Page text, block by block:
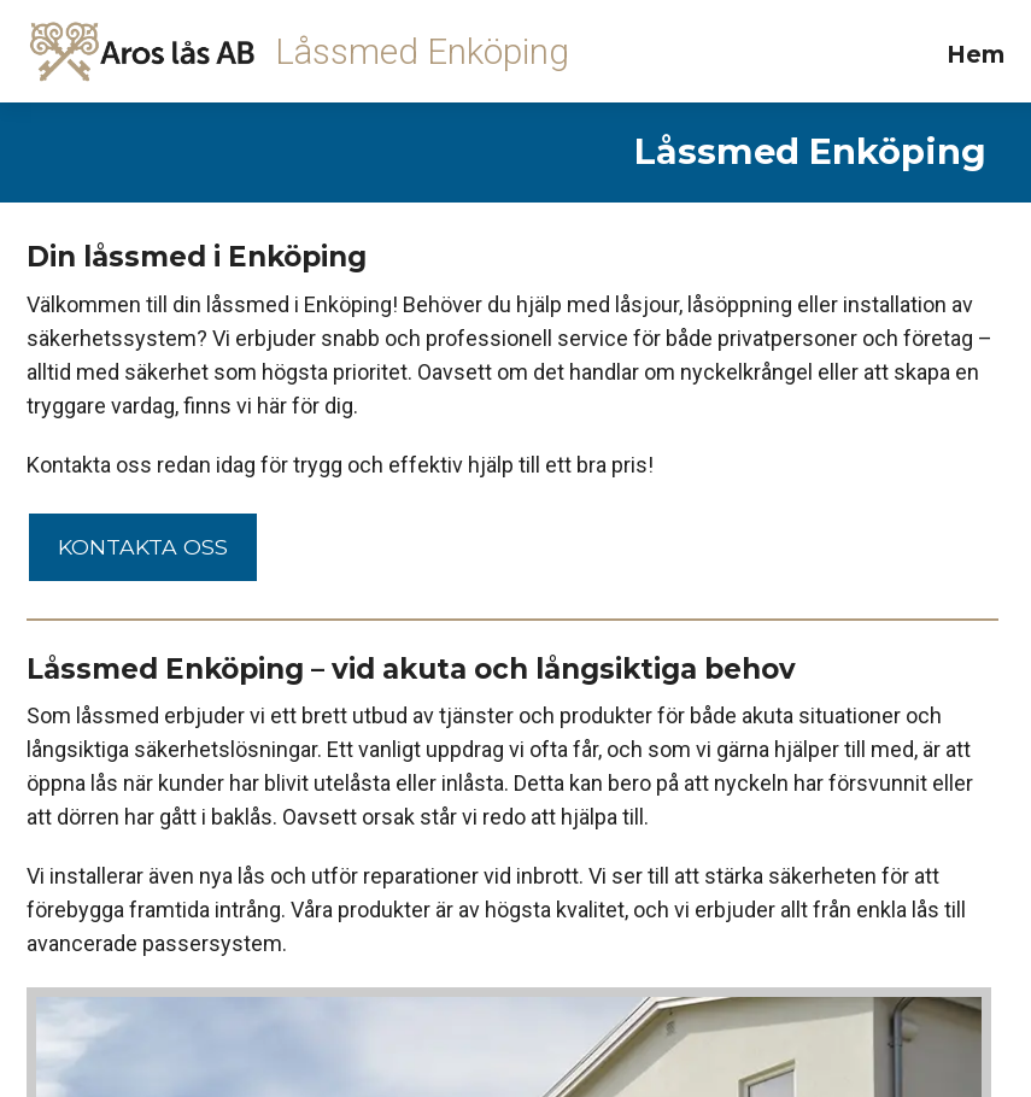
Hem
Låssmed Enköping
Låssmed Enköping
Din låssmed i Enköping
Välkommen till din låssmed i Enköping! Behöver du hjälp med låsjour, låsöppning eller installation av
säkerhetssystem? Vi erbjuder snabb och professionell service för både privatpersoner och företag –
alltid med säkerhet som högsta prioritet. Oavsett om det handlar om nyckelkrångel eller att skapa en
tryggare vardag, finns vi här för dig.
Kontakta oss redan idag för trygg och effektiv hjälp till ett bra pris!
KONTAKTA OSS
Låssmed Enköping – vid akuta och långsiktiga behov
Som låssmed erbjuder vi ett brett utbud av tjänster och produkter för både akuta situationer och
långsiktiga säkerhetslösningar. Ett vanligt uppdrag vi ofta får, och som vi gärna hjälper till med, är att
öppna lås när kunder har blivit utelåsta eller inlåsta. Detta kan bero på att nyckeln har försvunnit eller
att dörren har gått i baklås. Oavsett orsak står vi redo att hjälpa till.
Vi installerar även nya lås och utför reparationer vid inbrott. Vi ser till att stärka säkerheten för att
förebygga framtida intrång. Våra produkter är av högsta kvalitet, och vi erbjuder allt från enkla lås till
avancerade passersystem.